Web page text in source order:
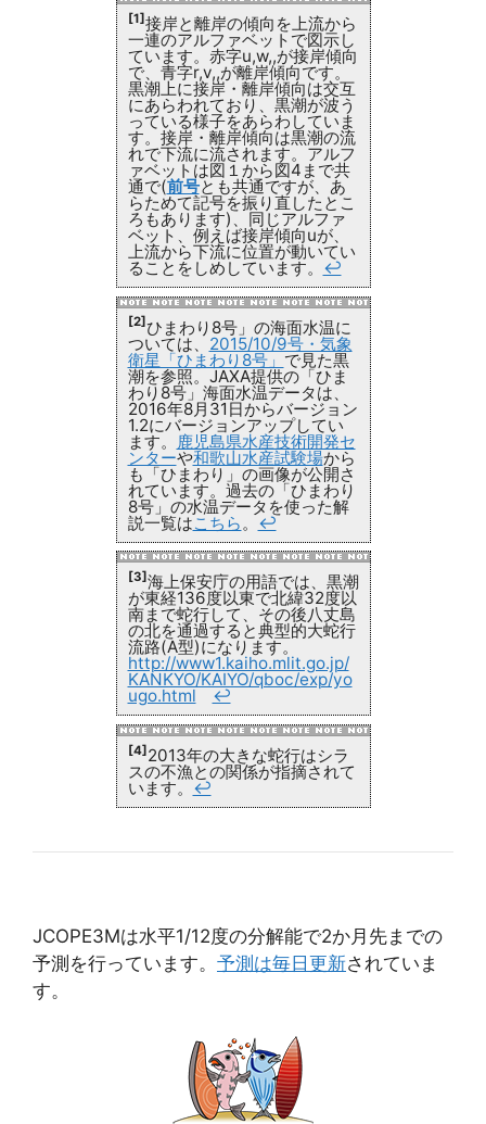
[1]接岸と離岸の傾向を上流から
一連のアルファベットで図示し
ています。赤字u,w,,が接岸傾向
で、青字r,v,,が離岸傾向です。
黒潮上に接岸・離岸傾向は交互
にあらわれており、黒潮が波う
っている様子をあらわしていま
す。接岸・離岸傾向は黒潮の流
れで下流に流されます。アルフ
ァベットは図１から図4まで共
通で(前号とも共通ですが、あ
らためて記号を振り直したとこ
ろもあります)、同じアルファ
ベット、例えば接岸傾向uが、
上流から下流に位置が動いてい
ることをしめしています。 ↩
[2] ひまわり8号」の海面水温に
ついては、 2015/10/9号・気象
衛星「ひまわり8号」 で見た黒
潮を参照。JAXA提供の「ひま
わり8号」海面水温データは、
2016年8月31日からバージョン
1.2にバージョンアップしてい
ます。 鹿児島県水産技術開発セ
ンターや和歌山水産試験場から
も「ひまわり」の画像が公開さ
れています。過去の「ひまわり
8号」の水温データを使った解
説一覧はこちら 。 ↩
[3] 海上保安庁の用語では、黒潮
が東経136度以東で北緯32度以
南まで蛇行して、その後八丈島
の北を通過すると典型的大蛇行
流路(A型)になります。
http://www1.kaiho.mlit.go.jp/
KANKYO/KAIYO/qboc/exp/yo
ugo.html ↩
[4]2013年の大きな蛇行はシラ
スの不漁との関係が指摘されて
います。 ↩
JCOPE3Mは水平1/12度の分解能で2か月先までの
予測を行っています。 予測は毎日更新されていま
す。